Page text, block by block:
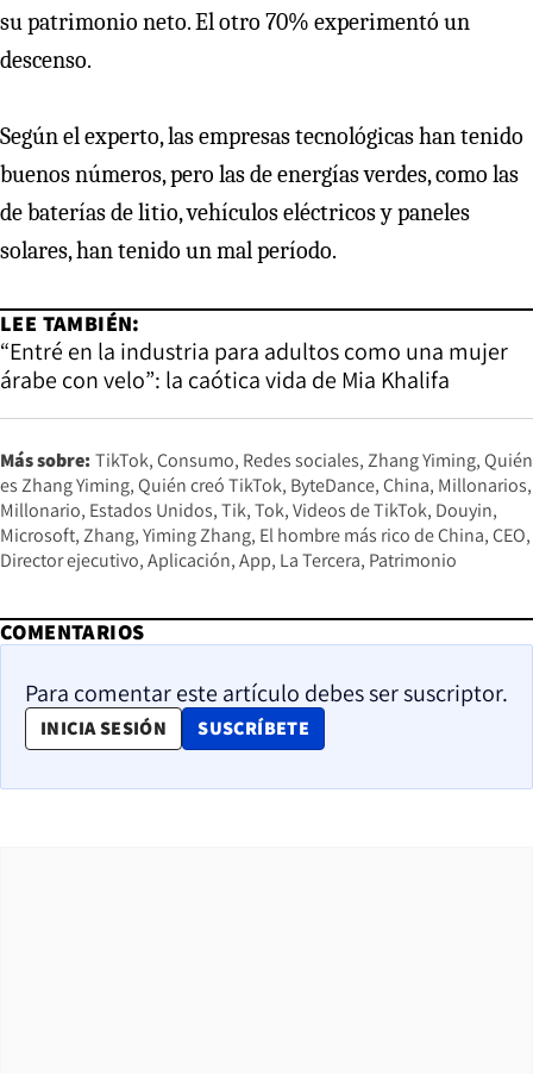
su patrimonio neto. El otro 70% experimentó un
descenso.
Según el experto, las empresas tecnológicas han tenido
buenos números, pero las de energías verdes, como las
de baterías de litio, vehículos eléctricos y paneles
solares, han tenido un mal período.
LEE TAMBIÉN:
“Entré en la industria para adultos como una mujer
árabe con velo”: la caótica vida de Mia Khalifa
Más sobre: TikTok Consumo Redes sociales Zhang Yiming Quién
es Zhang Yiming Quién creó TikTok ByteDance China Millonarios
Millonario Estados Unidos Tik Tok Videos de TikTok Douyin
Microsoft Zhang Yiming Zhang El hombre más rico de China CEO
Director ejecutivo Aplicación App La Tercera Patrimonio
COMENTARIOS
Para comentar este artículo debes ser suscriptor.
INICIA SESIÓN SUSCRÍBETE
OPENS IN NEW WINDOW